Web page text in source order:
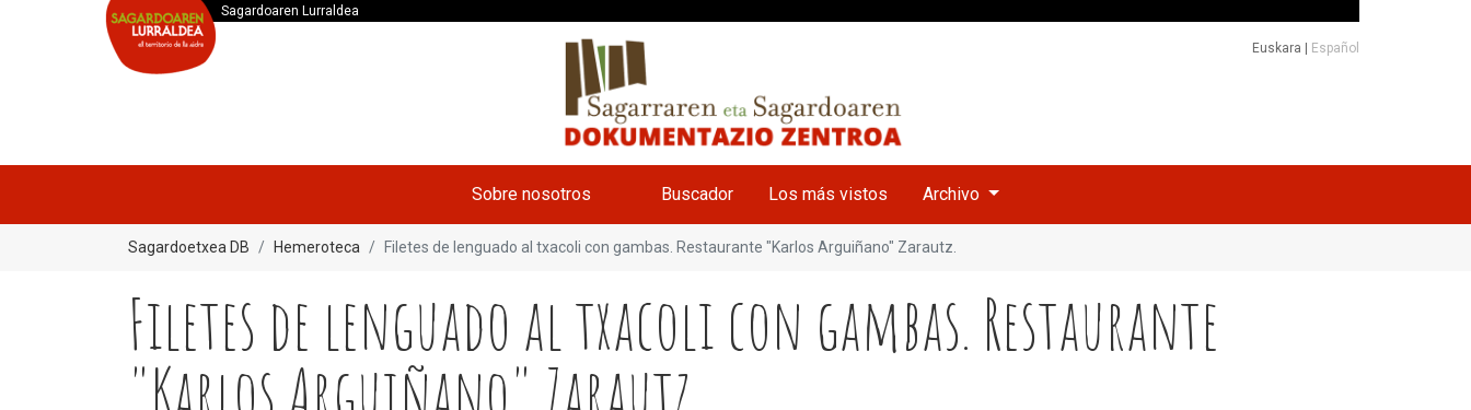
Sagardoaren Lurraldea
Euskara Español
Sobre nosotros Buscador Los más vistos Archivo
Sagardoetxea DB Hemeroteca Filetes de lenguado al txacoli con gambas. Restaurante "Karlos Arguiñano" Zarautz.
Filetes de lenguado al txacoli con gambas. Restaurante